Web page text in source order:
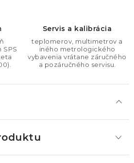
Servis a kalibrácia
teplomerov, multimetrov a
iného metrologického
vybavenia vrátane záručného
a pozáručného servisu.